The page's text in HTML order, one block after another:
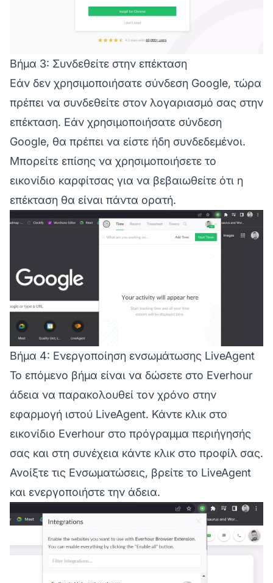
Βήμα 3: Συνδεθείτε στην επέκταση
Εάν δεν χρησιμοποιήσατε σύνδεση Google, τώρα
πρέπει να συνδεθείτε στον λογαριασμό σας στην
επέκταση. Εάν χρησιμοποιήσατε σύνδεση
Google, θα πρέπει να είστε ήδη συνδεδεμένοι.
Μπορείτε επίσης να χρησιμοποιήσετε το
εικονίδιο καρφίτσας για να βεβαιωθείτε ότι η
επέκταση θα είναι πάντα ορατή.
Βήμα 4: Ενεργοποίηση ενσωμάτωσης LiveAgent
Το επόμενο βήμα είναι να δώσετε στο Everhour
άδεια να παρακολουθεί τον χρόνο στην
εφαρμογή ιστού LiveAgent. Κάντε κλικ στο
εικονίδιο Everhour στο πρόγραμμα περιήγησής
σας και στη συνέχεια κάντε κλικ στο προφίλ σας.
Ανοίξτε τις Ενσωματώσεις, βρείτε το LiveAgent
και ενεργοποιήστε την άδεια.